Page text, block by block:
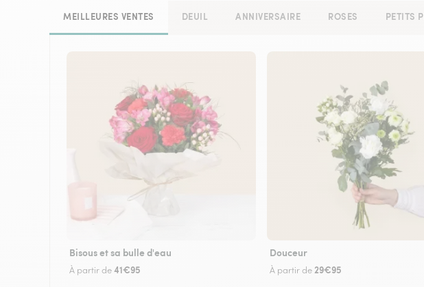
MEILLEURES VENTES DEUIL ANNIVERSAIRE ROSES PETITS
Bisous et sa bulle d'eau
À partir de41€95
Douceur
À partir de 29€95